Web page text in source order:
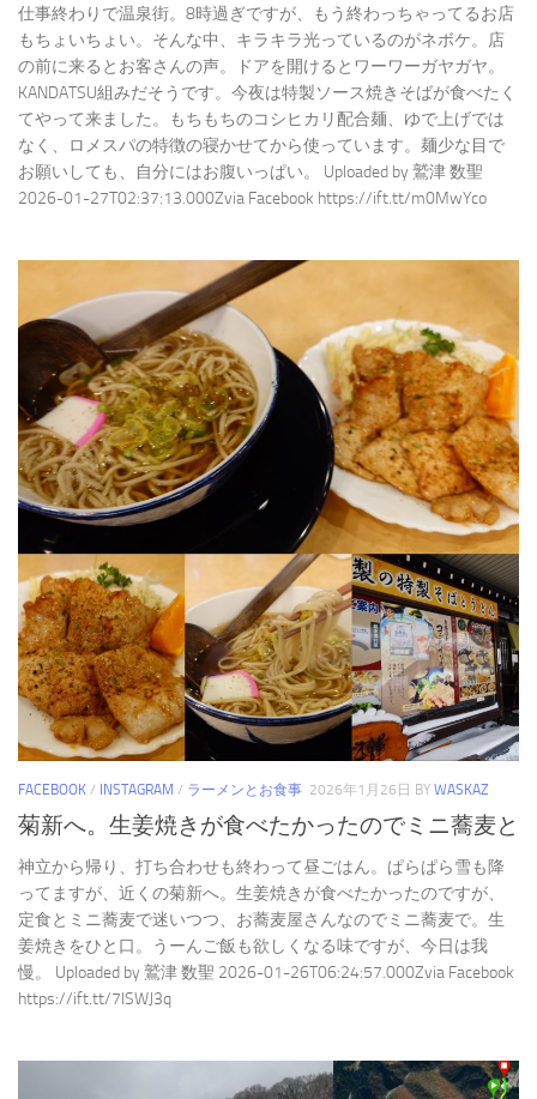
仕事終わりで温泉街。8時過ぎですが、もう終わっちゃってるお店
もちょいちょい。そんな中、キラキラ光っているのがネボケ。店
の前に来るとお客さんの声。ドアを開けるとワーワーガヤガヤ。
KANDATSU組みだそうです。今夜は特製ソース焼きそばが食べたく
てやって来ました。もちもちのコシヒカリ配合麺、ゆで上げでは
なく、ロメスパの特徴の寝かせてから使っています。麺少な目で
お願いしても、自分にはお腹いっぱい。 Uploaded by 鷲津 数聖
2026-01-27T02:37:13.000Zvia Facebook https://ift.tt/m0MwYco
FACEBOOK / INSTAGRAM / ラーメンとお食事 2026年1月26日 BY WASKAZ
菊新へ。生姜焼きが食べたかったのでミニ蕎麦と
神立から帰り、打ち合わせも終わって昼ごはん。ぱらぱら雪も降
ってますが、近くの菊新へ。生姜焼きが食べたかったのですが、
定食とミニ蕎麦で迷いつつ、お蕎麦屋さんなのでミニ蕎麦で。生
姜焼きをひと口。うーんご飯も欲しくなる味ですが、今日は我
慢。 Uploaded by 鷲津 数聖 2026-01-26T06:24:57.000Zvia Facebook
https://ift.tt/7lSWJ3q